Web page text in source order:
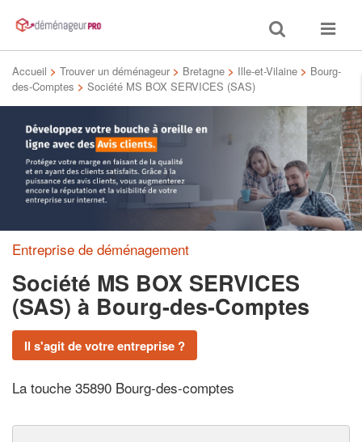
Toggle
search
Toggle
Accueil > Trouver un déménageur > Bretagne > Ille-et-Vilaine > Bourg-
des-Comptes > Société MS BOX SERVICES (SAS)
Entreprise de déménagement
Société MS BOX SERVICES
(SAS) à Bourg-des-Comptes
Il s'agit de votre entreprise ?
La touche 35890 Bourg-des-comptes